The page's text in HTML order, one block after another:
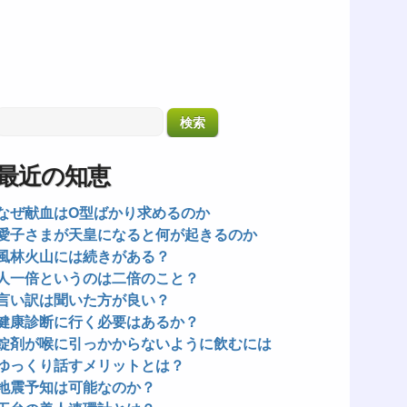
近の知恵
ぜ献血はO型ばかり求めるのか
子さまが天皇になると何が起きるのか
林火山には続きがある？
一倍というのは二倍のこと？
い訳は聞いた方が良い？
康診断に行く必要はあるか？
剤が喉に引っかからないように飲むには
っくり話すメリットとは？
震予知は可能なのか？